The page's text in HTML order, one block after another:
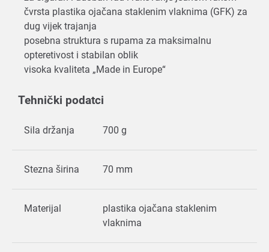
čvrsta plastika ojačana staklenim vlaknima (GFK) za
dug vijek trajanja
posebna struktura s rupama za maksimalnu
opteretivost i stabilan oblik
visoka kvaliteta „Made in Europe“
Tehnički podatci
Sila držanja 700 g
Stezna širina 70 mm
Materijal
plastika ojačana staklenim
vlaknima